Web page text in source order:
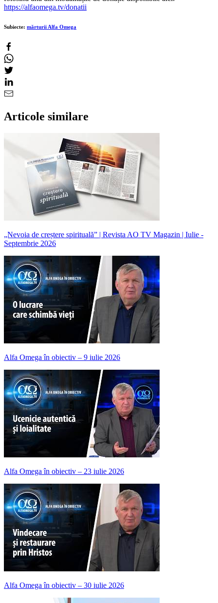
https://alfaomega.tv/donatii
Subiecte: mărturii Alfa Omega
Articole similare
„Nevoia de creștere spirituală” | Revista AO TV Magazin | Iulie -
Septembrie 2026
Alfa Omega în obiectiv – 9 iulie 2026
Alfa Omega în obiectiv – 23 iulie 2026
Alfa Omega în obiectiv – 30 iulie 2026